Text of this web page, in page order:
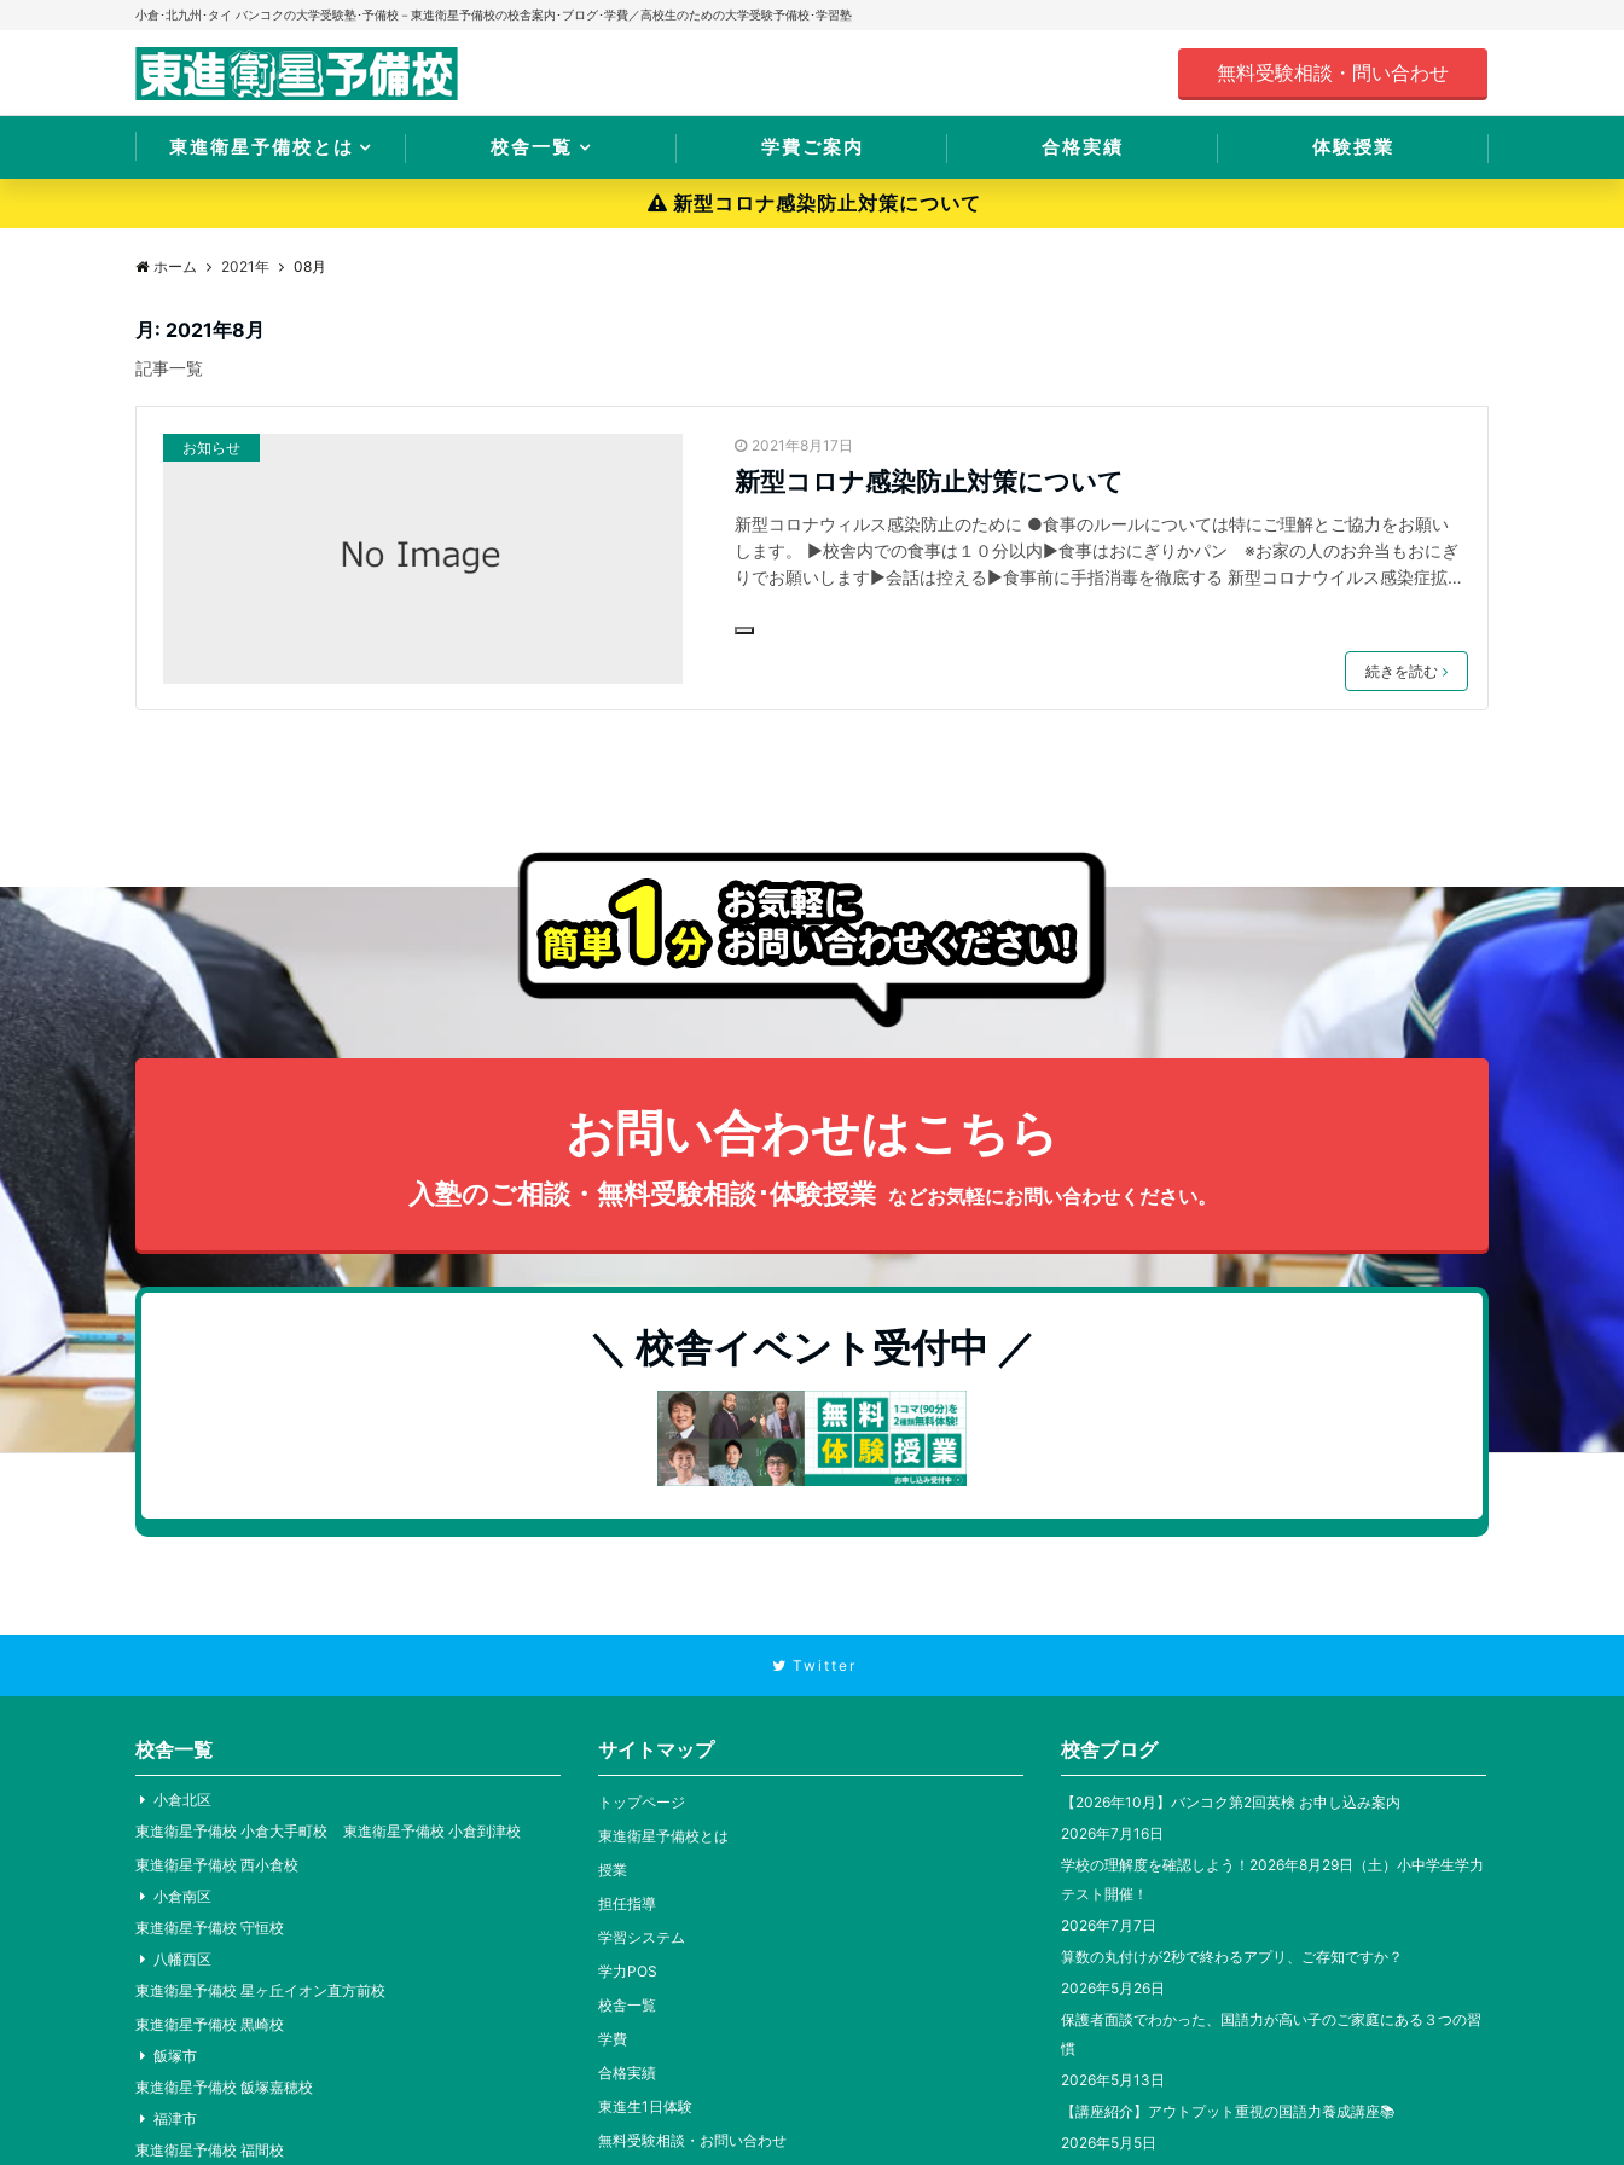
小倉･北九州･タイ バンコクの大学受験塾･予備校－東進衛星予備校の校舎案内･ブログ･学費／高校生のための大学受験予備校･学習塾
無料受験相談・問い合わせ
東進衛星予備校とは 校舎一覧 学費ご案内 合格実績 体験授業
新型コロナ感染防止対策について
ホーム 2021年 08月
月: 2021年8月
記事一覧
お知らせ 2021年8月17日
新型コロナ感染防止対策について
新型コロナウィルス感染防止のために ●食事のルールについては特にご理解とご協力をお願い
します。 ▶︎校舎内での食事は１０分以内▶︎食事はおにぎりかパン ※お家の人のお弁当もおにぎ
りでお願いします▶︎会話は控える▶︎食事前に手指消毒を徹底する 新型コロナウイルス感染症拡
は登校をお控えくださいますよう、ご協力をお願いいたします。 １ 本人の発熱・体調不良の
場合 ２ ご家族に発熱・体調不良の方がいる場合 ３ ご家族内に濃厚接触などのPCR検査が必
続きを読む
お問い合わせはこちら
入塾のご相談・無料受験相談･体験授業 などお気軽にお問い合わせください。
＼ 校舎イベント受付中 ／
Twitter
校舎一覧
小倉北区
東進衛星予備校 小倉大手町校
東進衛星予備校 小倉到津校
東進衛星予備校 西小倉校
小倉南区
東進衛星予備校 守恒校
八幡西区
東進衛星予備校 星ヶ丘イオン直方前校
東進衛星予備校 黒崎校
飯塚市
東進衛星予備校 飯塚嘉穂校
福津市
東進衛星予備校 福間校
サイトマップ
トップページ
東進衛星予備校とは
授業
担任指導
学習システム
学力POS
校舎一覧
学費
合格実績
東進生1日体験
無料受験相談・お問い合わせ
校舎ブログ
【2026年10月】バンコク第2回英検 お申し込み案内
2026年7月16日
学校の理解度を確認しよう！2026年8月29日（土）小中学生学力
テスト開催！
2026年7月7日
算数の丸付けが2秒で終わるアプリ、ご存知ですか？
2026年5月26日
保護者面談でわかった、国語力が高い子のご家庭にある３つの習
慣
2026年5月13日
【講座紹介】アウトプット重視の国語力養成講座📚
2026年5月5日